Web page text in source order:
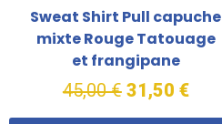
Sweat Shirt Pull capuche
mixte Rouge Tatouage
et frangipane
45,00 € 31,50 €